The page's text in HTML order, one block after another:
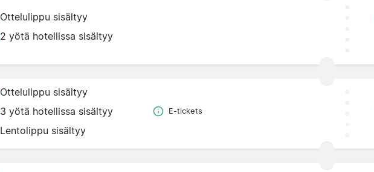
Ottelulippu sisältyy
2 yötä hotellissa sisältyy
Ottelulippu sisältyy
3 yötä hotellissa sisältyy
Lentolippu sisältyy
E-tickets